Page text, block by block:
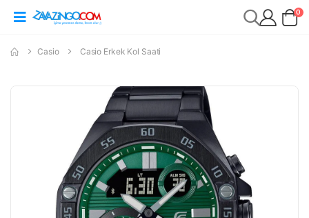
0
Casio Casio Erkek Kol Saati